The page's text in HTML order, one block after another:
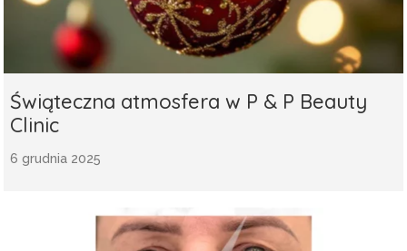
Świąteczna atmosfera w P & P Beauty
Clinic
6 grudnia 2025